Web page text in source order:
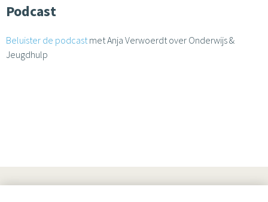
Podcast
Beluister de podcastmet Anja Verwoerdt over Onderwijs &
Jeugdhulp